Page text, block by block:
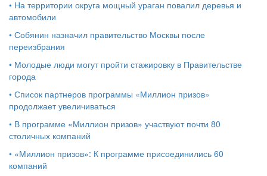
• На территории округа мощный ураган повалил деревья и
автомобили
• Собянин назначил правительство Москвы после
переизбрания
• Молодые люди могут пройти стажировку в Правительстве
города
• Список партнеров программы «Миллион призов»
продолжает увеличиваться
• В программе «Миллион призов» участвуют почти 80
столичных компаний
• «Миллион призов»: К программе присоединились 60
компаний